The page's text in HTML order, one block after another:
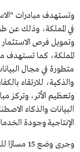
وتستهدف مبادرات
في المملكة، وذلك عن
وتمويل فرص الاستثمار
المملكة، كما تستهدف
متطورة في مجال
والذكية، للارتقاء
وتعظيم الأثر، وتركز
البيانات والذكاء
الإنتاجية وجودة
وجرى وضع